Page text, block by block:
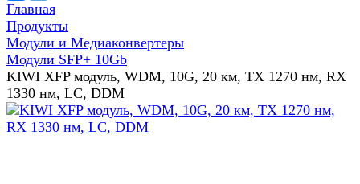
Главная
Продукты
Модули и Медиаконвертеры
Модули SFP+ 10Gb
KIWI XFP модуль, WDM, 10G, 20 км, TX 1270 нм, RX
1330 нм, LC, DDM